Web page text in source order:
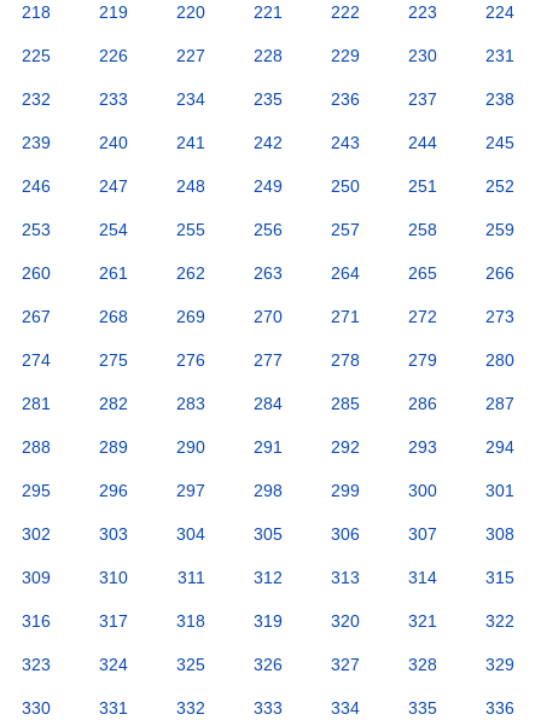
218 219 220 221 222 223 224
225 226 227 228 229 230 231
232 233 234 235 236 237 238
239 240 241 242 243 244 245
246 247 248 249 250 251 252
253 254 255 256 257 258 259
260 261 262 263 264 265 266
267 268 269 270 271 272 273
274 275 276 277 278 279 280
281 282 283 284 285 286 287
288 289 290 291 292 293 294
295 296 297 298 299 300 301
302 303 304 305 306 307 308
309 310 311 312 313 314 315
316 317 318 319 320 321 322
323 324 325 326 327 328 329
330 331 332 333 334 335 336